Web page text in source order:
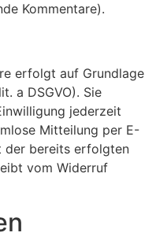
Kommentare).
erfolgt auf Grundlage
a DSGVO). Sie
jederzeit
Mitteilung per E-
der bereits erfolgten
vom Widerruf